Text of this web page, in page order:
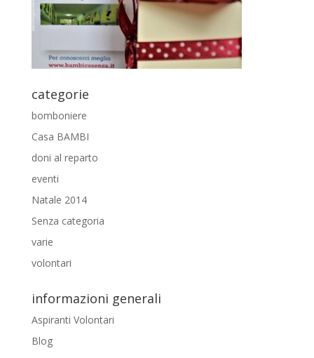
categorie
bomboniere
Casa BAMBI
doni al reparto
eventi
Natale 2014
Senza categoria
varie
volontari
informazioni generali
Aspiranti Volontari
Blog